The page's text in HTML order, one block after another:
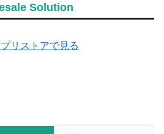
Solution
リストアで見る